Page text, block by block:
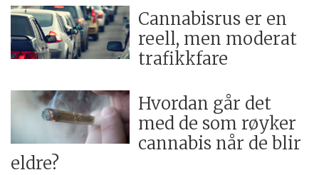
Cannabisrus er en
reell, men moderat
trafikkfare
Hvordan går det
med de som røyker
cannabis når de blir
eldre?